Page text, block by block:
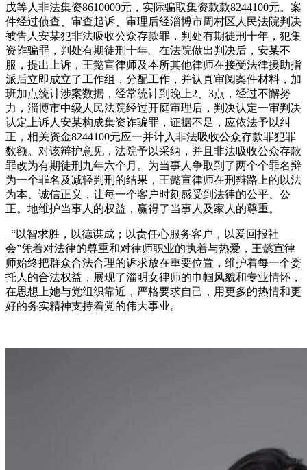
戊等人非法集资8610000元，实际骗取集资款款8244100元。案
件经过侦查、审查起诉、审理后经淄博市周村区人民法院判决
被告人安某犯非法吸收公众存款罪，判处有期徒刑十年，犯集
资诈骗罪，判处有期徒刑十年。在法院做出判决后，安某不
服，提出上诉，王懿宣律师及本所其他律师在接受法律援助指
派后立即成立了工作组，分配工作，并认真审阅案件材料，加
班加点统计涉案数据，经常统计到晚上2、3点，经过不懈努
力，淄博市中级人民法院经过开庭审理后，判决认定一审判决
认定上诉人安某构成集资诈骗罪，证据不足，应依法予以纠
正，相关资金8244100元应一并计入非法吸收公众存款罪犯罪
数额。对该辩护意见，法院予以采纳，并且非法吸收公众存款
罪改为有期徒刑九年六个月。为当事人争取到了两个个罪名辩
为一个罪名及减轻判刑的结果，王懿宣律师在刑辩路上的以法
为本、诚信正义，让每一个客户时刻感受到法律的公平、公
正。地维护当事人的权益，赢得了当事人及家人的尊重。
“以智求胜，以德谋成；以责任心服务客户，以爱回报社
会”凭着对法律的尊重和对律师职业的执着与热爱，王懿宣律
师始终把群众合法合理的诉求放在重要位置，维护着每一个委
托人的合法权益，展现了淄明女律师的巾帼风貌和专业情怀，
在思想上她与党组织靠近，严格要求自己，用更多的热情和更
好的务实精神支持着党的伟大事业。